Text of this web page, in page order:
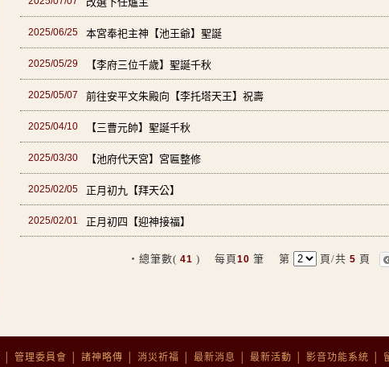
2025/06/25 本宮奉祀主神【池王爺】聖誕
2025/05/29 【李府三位千歲】聖誕千秋
2025/05/07 前往安平文朱殿向【李托塔天王】祝壽
2025/04/10 【三曹元帥】聖誕千秋
2025/03/30 【池府代天宮】宮匾整修
2025/02/05 正月初九【拜天公】
2025/02/01 正月初四【迎神接福】
‧總筆數( 41 ) 每頁10 筆 第 頁/共 5 頁
管理委員會 諸神略傳 消災祈福 最新消息 最新活動 影音功能系統